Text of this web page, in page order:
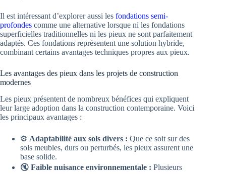
Il est intéressant d’explorer aussi les fondations semi-
profondes comme une alternative lorsque ni les fondations
superficielles traditionnelles ni les pieux ne sont parfaitement
adaptés. Ces fondations représentent une solution hybride,
combinant certains avantages techniques propres aux pieux.
Les avantages des pieux dans les projets de construction
modernes
Les pieux présentent de nombreux bénéfices qui expliquent
leur large adoption dans la construction contemporaine. Voici
les principaux avantages :
⚙️ Adaptabilité aux sols divers : Que ce soit sur des
sols meubles, durs ou perturbés, les pieux assurent une
base solide.
🔇 Faible nuisance environnementale : Plusieurs